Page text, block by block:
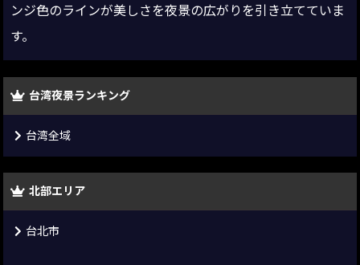
ンジ色のラインが美しさを夜景の広がりを引き立てていま
す。
台湾夜景ランキング
台湾全域
北部エリア
台北市